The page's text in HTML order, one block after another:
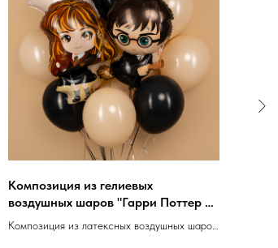
Композиция из гелиевых
воздушных шаров "Гарри Поттер и
Гермиона"
Композиция из латексных воздушных шаров